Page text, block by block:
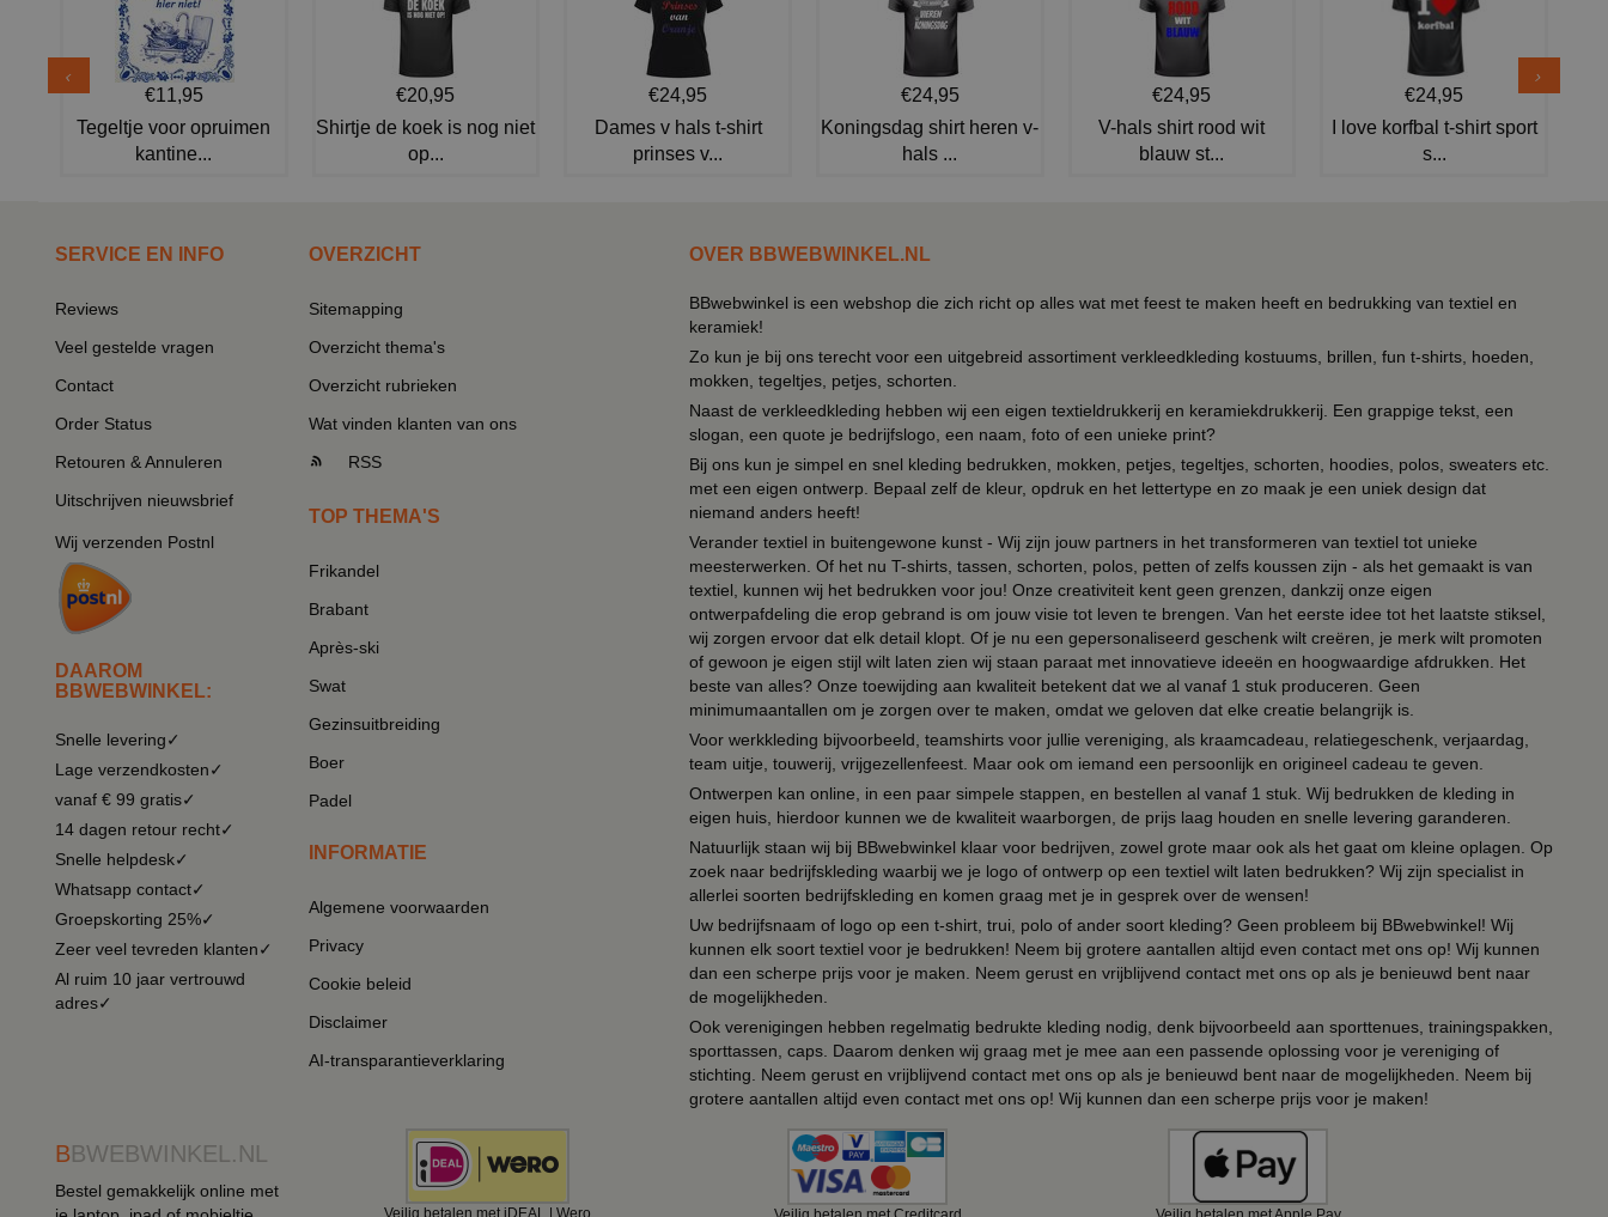
€11,95
Tegeltje voor opruimen
kantine...
€20,95
Shirtje de koek is nog niet
op...
€24,95
Dames v hals t-shirt
prinses v...
€24,95
Koningsdag shirt heren v-
hals ...
€24,95
V-hals shirt rood wit
blauw st...
€24,95
I love korfbal t-shirt sport
s...
SERVICE EN INFO
Reviews
Veel gestelde vragen
Contact
Order Status
Retouren & Annuleren
Uitschrijven nieuwsbrief
Wij verzenden Postnl
DAAROM
BBWEBWINKEL:
Snelle levering✓
Lage verzendkosten✓
vanaf € 99 gratis✓
14 dagen retour recht✓
Snelle helpdesk✓
Whatsapp contact✓
Groepskorting 25%✓
Zeer veel tevreden klanten✓
Al ruim 10 jaar vertrouwd
adres✓
OVERZICHT
Sitemapping
Overzicht thema's
Overzicht rubrieken
Wat vinden klanten van ons
RSS
TOP THEMA'S
Frikandel
Brabant
Après-ski
Swat
Gezinsuitbreiding
Boer
Padel
INFORMATIE
Algemene voorwaarden
Privacy
Cookie beleid
Disclaimer
AI-transparantieverklaring
OVER BBWEBWINKEL.NL
BBwebwinkel is een webshop die zich richt op alles wat met feest te maken heeft en bedrukking van textiel en
keramiek!
Zo kun je bij ons terecht voor een uitgebreid assortiment verkleedkleding kostuums, brillen, fun t-shirts, hoeden,
mokken, tegeltjes, petjes, schorten.
Naast de verkleedkleding hebben wij een eigen textieldrukkerij en keramiekdrukkerij. Een grappige tekst, een
slogan, een quote je bedrijfslogo, een naam, foto of een unieke print?
Bij ons kun je simpel en snel kleding bedrukken, mokken, petjes, tegeltjes, schorten, hoodies, polos, sweaters etc.
met een eigen ontwerp. Bepaal zelf de kleur, opdruk en het lettertype en zo maak je een uniek design dat
niemand anders heeft!
Verander textiel in buitengewone kunst - Wij zijn jouw partners in het transformeren van textiel tot unieke
meesterwerken. Of het nu T-shirts, tassen, schorten, polos, petten of zelfs koussen zijn - als het gemaakt is van
textiel, kunnen wij het bedrukken voor jou! Onze creativiteit kent geen grenzen, dankzij onze eigen
ontwerpafdeling die erop gebrand is om jouw visie tot leven te brengen. Van het eerste idee tot het laatste stiksel,
wij zorgen ervoor dat elk detail klopt. Of je nu een gepersonaliseerd geschenk wilt creëren, je merk wilt promoten
of gewoon je eigen stijl wilt laten zien wij staan paraat met innovatieve ideeën en hoogwaardige afdrukken. Het
beste van alles? Onze toewijding aan kwaliteit betekent dat we al vanaf 1 stuk produceren. Geen
minimumaantallen om je zorgen over te maken, omdat we geloven dat elke creatie belangrijk is.
Voor werkkleding bijvoorbeeld, teamshirts voor jullie vereniging, als kraamcadeau, relatiegeschenk, verjaardag,
team uitje, touwerij, vrijgezellenfeest. Maar ook om iemand een persoonlijk en origineel cadeau te geven.
Ontwerpen kan online, in een paar simpele stappen, en bestellen al vanaf 1 stuk. Wij bedrukken de kleding in
eigen huis, hierdoor kunnen we de kwaliteit waarborgen, de prijs laag houden en snelle levering garanderen.
Natuurlijk staan wij bij BBwebwinkel klaar voor bedrijven, zowel grote maar ook als het gaat om kleine oplagen. Op
zoek naar bedrijfskleding waarbij we je logo of ontwerp op een textiel wilt laten bedrukken? Wij zijn specialist in
allerlei soorten bedrijfskleding en komen graag met je in gesprek over de wensen!
Uw bedrijfsnaam of logo op een t-shirt, trui, polo of ander soort kleding? Geen probleem bij BBwebwinkel! Wij
kunnen elk soort textiel voor je bedrukken! Neem bij grotere aantallen altijd even contact met ons op! Wij kunnen
dan een scherpe prijs voor je maken. Neem gerust en vrijblijvend contact met ons op als je benieuwd bent naar
de mogelijkheden.
Ook verenigingen hebben regelmatig bedrukte kleding nodig, denk bijvoorbeeld aan sporttenues, trainingspakken,
sporttassen, caps. Daarom denken wij graag met je mee aan een passende oplossing voor je vereniging of
stichting. Neem gerust en vrijblijvend contact met ons op als je benieuwd bent naar de mogelijkheden. Neem bij
grotere aantallen altijd even contact met ons op! Wij kunnen dan een scherpe prijs voor je maken!
BBWEBWINKEL.NL
Bestel gemakkelijk online met